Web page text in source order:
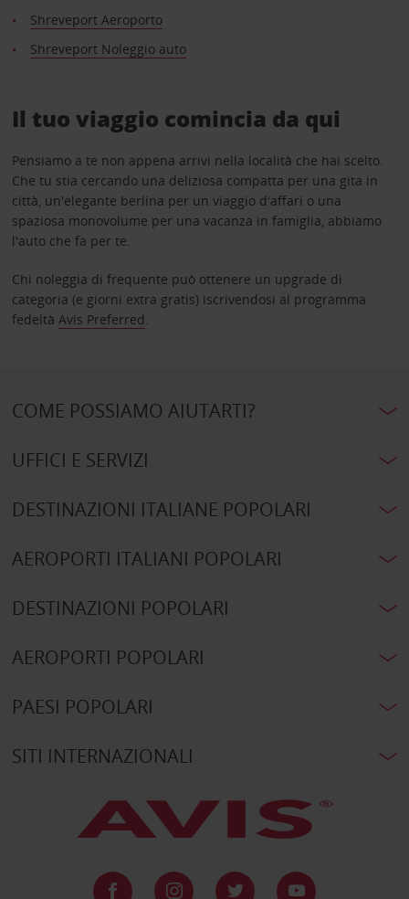
Shreveport Aeroporto
Shreveport Noleggio auto
Il tuo viaggio comincia da qui
Pensiamo a te non appena arrivi nella località che hai scelto.
Che tu stia cercando una deliziosa compatta per una gita in
città, un'elegante berlina per un viaggio d'affari o una
spaziosa monovolume per una vacanza in famiglia, abbiamo
l'auto che fa per te.
Chi noleggia di frequente può ottenere un upgrade di
categoria (e giorni extra gratis) iscrivendosi al programma
fedeltà Avis Preferred.
COME POSSIAMO AIUTARTI?
UFFICI E SERVIZI
DESTINAZIONI ITALIANE POPOLARI
AEROPORTI ITALIANI POPOLARI
DESTINAZIONI POPOLARI
AEROPORTI POPOLARI
PAESI POPOLARI
SITI INTERNAZIONALI